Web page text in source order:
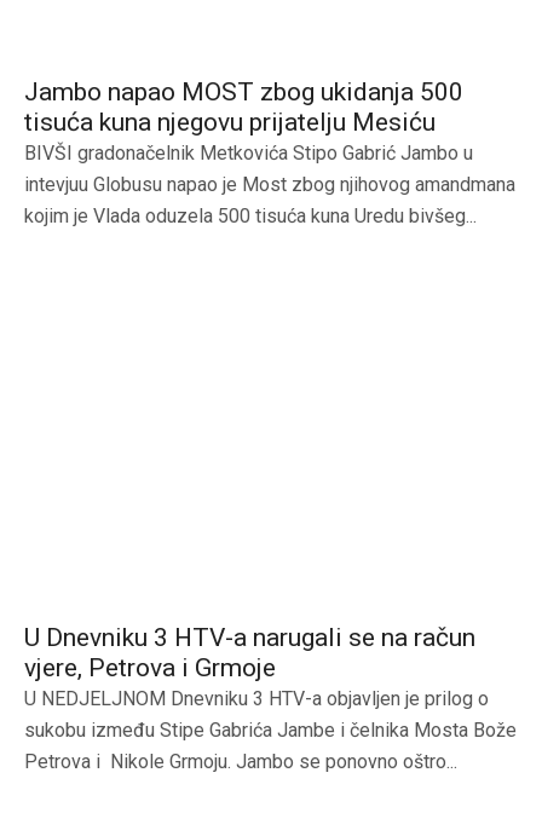
Jambo napao MOST zbog ukidanja 500
tisuća kuna njegovu prijatelju Mesiću
BIVŠI gradonačelnik Metkovića Stipo Gabrić Jambo u
intevjuu Globusu napao je Most zbog njihovog amandmana
kojim je Vlada oduzela 500 tisuća kuna Uredu bivšeg...
U Dnevniku 3 HTV-a narugali se na račun
vjere, Petrova i Grmoje
U NEDJELJNOM Dnevniku 3 HTV-a objavljen je prilog o
sukobu između Stipe Gabrića Jambe i čelnika Mosta Bože
Petrova i Nikole Grmoju. Jambo se ponovno oštro...